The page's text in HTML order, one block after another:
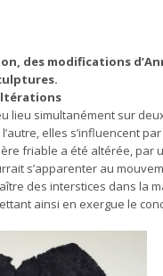
des modifications
lieu simultanément sur
elles s’influencent
friable a été altérée, par
s’apparenter au
des interstices dans la
ainsi en exergue le